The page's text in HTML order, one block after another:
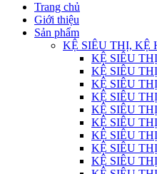
Trang chủ
Giới thiệu
Sản phẩm
KỆ SIÊU THỊ, KỆ
KỆ SIÊU
KỆ SIÊU
KỆ SIÊU
KỆ SIÊU
KỆ SIÊU
KỆ SIÊU
KỆ SIÊU
KỆ SIÊU
KỆ SIÊU